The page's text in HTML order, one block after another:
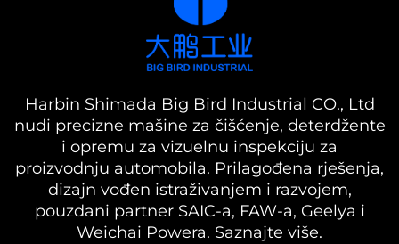
Harbin Shimada Big Bird Industrial CO., Ltd
nudi precizne mašine za čišćenje, deterdžente
i opremu za vizuelnu inspekciju za
proizvodnju automobila. Prilagođena rješenja,
dizajn vođen istraživanjem i razvojem,
pouzdani partner SAIC-a, FAW-a, Geelya i
Weichai Powera. Saznajte više.